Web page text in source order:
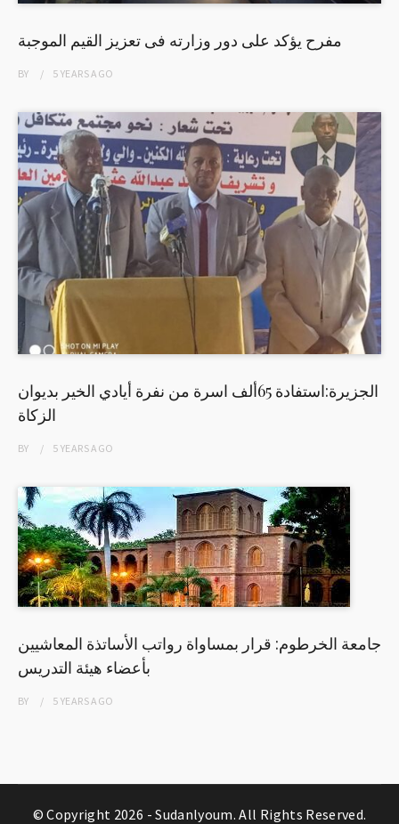
مفرح يؤكد على دور وزارته فى تعزيز القيم الموجبة
BY 5 YEARSAGO
الجزيرة:استفادة 65ألف اسرة من نفرة أيادي الخير بديوان
الزكاة
BY 5 YEARSAGO
جامعة الخرطوم: قرار بمساواة رواتب الأساتذة المعاشيين
بأعضاء هيئة التدريس
BY 5 YEARSAGO
© Copyright 2026 -Sudanlyoum. All Rights Reserved.